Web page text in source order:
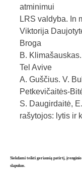
Siekdami teikti geriausią patirtį,
slapukus.
atminimui
LRS valdyba. In
Viktorija
Broga
B.
Tel Avive
A. Guščius. V.
Petkevičaitės-
S. Daugirdaitė,
rašytojos: lytis ir